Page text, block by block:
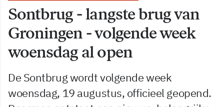
Sontbrug - langste brug van
Groningen - volgende week
woensdag al open
De Sontbrug wordt volgende week
woensdag, 19 augustus, officieel geopend.